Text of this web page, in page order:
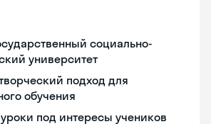
социально-
университет
подход для
обучения
под интересы учеников